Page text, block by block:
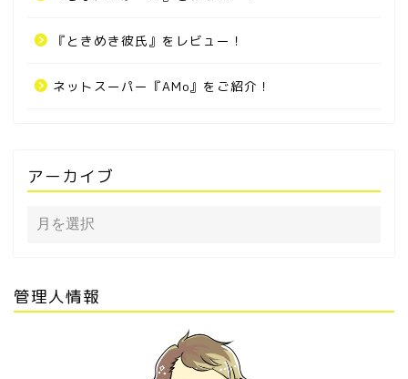
『ときめき彼氏』をレビュー！
ネットスーパー『AMo』をご紹介！
アーカイブ
管理人情報